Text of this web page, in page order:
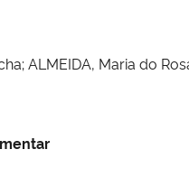
ALMEIDA, Maria do